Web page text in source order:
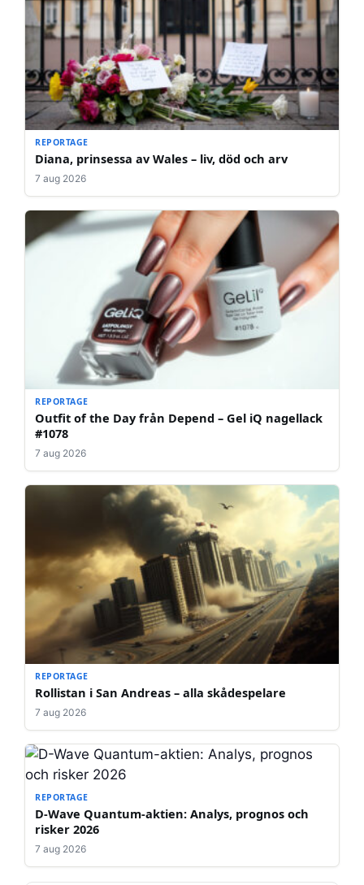
REPORTAGE
Diana, prinsessa av Wales – liv, död och arv
7 aug 2026
REPORTAGE
Outfit of the Day från Depend – Gel iQ nagellack
#1078
7 aug 2026
REPORTAGE
Rollistan i San Andreas – alla skådespelare
7 aug 2026
REPORTAGE
D-Wave Quantum-aktien: Analys, prognos och
risker 2026
7 aug 2026